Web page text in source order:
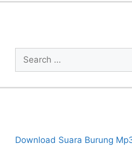
Search
for:
Download Suara Burung